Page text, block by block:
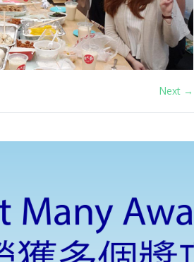
Next →